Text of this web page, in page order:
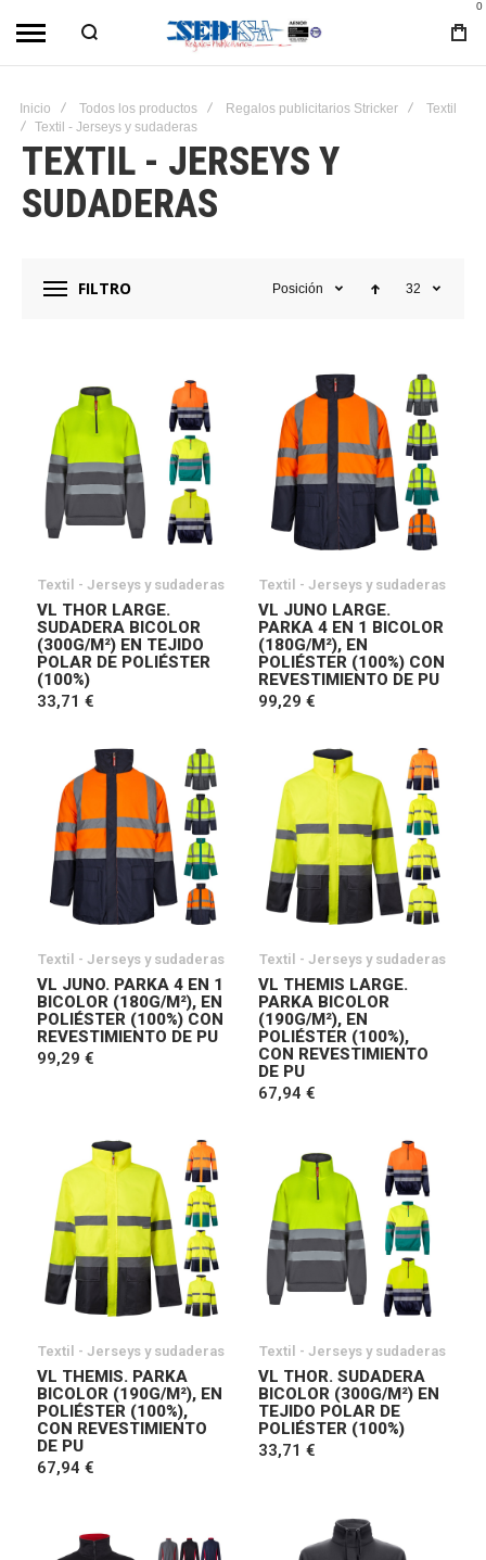
0
Inicio Todos los productos Regalos publicitarios Stricker
Textil
Textil - Jerseys y sudaderas
TEXTIL - JERSEYS Y
SUDADERAS
FILTRO Posición 32
Textil - Jerseys y sudaderas
VL THOR LARGE.
SUDADERA BICOLOR
(300G/M²) EN TEJIDO
POLAR DE POLIÉSTER
(100%)
33,71 €
Textil - Jerseys y sudaderas
VL JUNO LARGE.
PARKA 4 EN 1 BICOLOR
(180G/M²), EN
POLIÉSTER (100%) CON
REVESTIMIENTO DE PU
99,29 €
Textil - Jerseys y sudaderas
VL JUNO. PARKA 4 EN 1
BICOLOR (180G/M²), EN
POLIÉSTER (100%) CON
REVESTIMIENTO DE PU
99,29 €
Textil - Jerseys y sudaderas
VL THEMIS LARGE.
PARKA BICOLOR
(190G/M²), EN
POLIÉSTER (100%),
CON REVESTIMIENTO
DE PU
67,94 €
Textil - Jerseys y sudaderas
VL THEMIS. PARKA
BICOLOR (190G/M²), EN
POLIÉSTER (100%),
CON REVESTIMIENTO
DE PU
67,94 €
Textil - Jerseys y sudaderas
VL THOR. SUDADERA
BICOLOR (300G/M²) EN
TEJIDO POLAR DE
POLIÉSTER (100%)
33,71 €